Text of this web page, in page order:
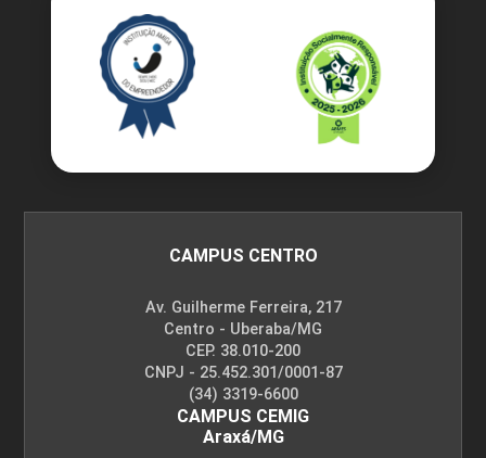
CAMPUS CENTRO
Av. Guilherme Ferreira, 217
Centro - Uberaba/MG
CEP. 38.010-200
CNPJ - 25.452.301/0001-87
(34) 3319-6600
CAMPUS CEMIG
Araxá/MG